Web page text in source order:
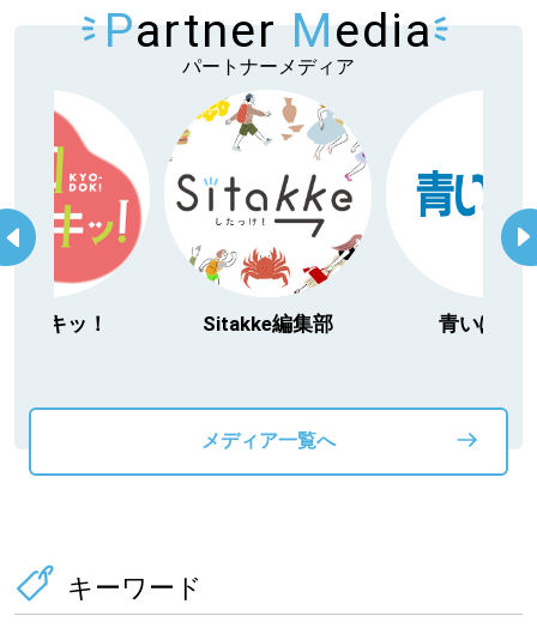
Partner Media
パートナーメディア
日ドキッ！ Sitakke編集部 青いぽす
メディア一覧へ
キーワード